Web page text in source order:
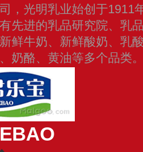
，光明乳业始创于1911
先进的乳品研究院、乳
鲜牛奶、新鲜酸奶、乳
奶酪、黄油等多个品类